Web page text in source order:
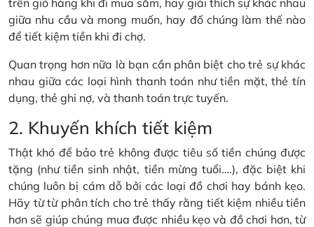
trên giỏ hàng khi đi mua sắm, hay giải thích sự khác nhau
giữa nhu cầu và mong muốn, hay đố chúng làm thế nào
để tiết kiệm tiền khi đi chợ.
Quan trọng hơn nữa là bạn cần phân biệt cho trẻ sự khác
nhau giữa các loại hình thanh toán như tiền mặt, thẻ tín
dụng, thẻ ghi nợ, và thanh toán trực tuyến.
2. Khuyến khích tiết kiệm
Thật khó để bảo trẻ không được tiêu số tiền chúng được
tặng (như tiền sinh nhật, tiền mừng tuổi….), đặc biệt khi
chúng luôn bị cám dỗ bởi các loại đồ chơi hay bánh kẹo.
Hãy từ từ phân tích cho trẻ thấy rằng tiết kiệm nhiều tiền
hơn sẽ giúp chúng mua được nhiều kẹo và đồ chơi hơn, từ